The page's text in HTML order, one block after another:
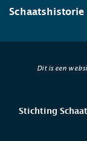
Schaatshistorie
Dit is een
Stichting